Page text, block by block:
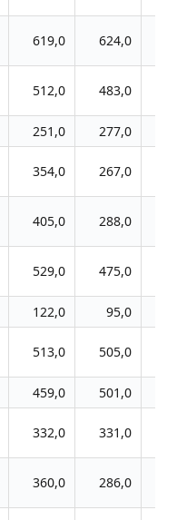
619,0 624,0
512,0 483,0
251,0 277,0
354,0 267,0
405,0 288,0
529,0 475,0
122,0 95,0
513,0 505,0
459,0 501,0
332,0 331,0
360,0 286,0